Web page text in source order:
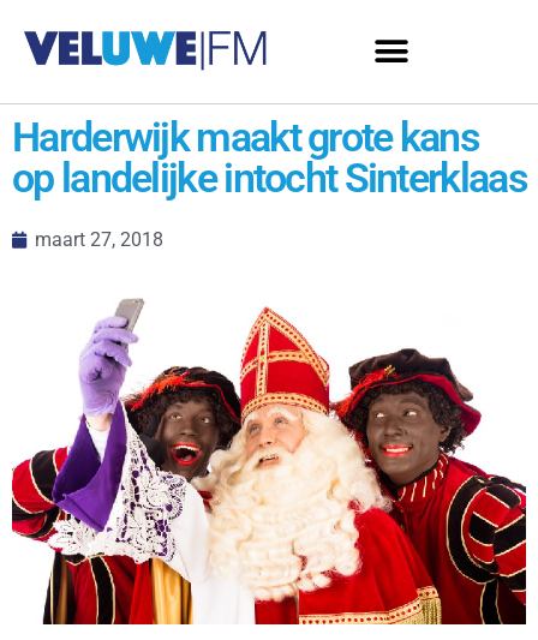
Harderwijk maakt grote kans
op landelijke intocht Sinterklaas
maart 27, 2018